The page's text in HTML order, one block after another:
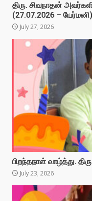
திரு. சிவநாதன்
(27.07.2026 – யேர்மனி)
July 27, 2026
பிறந்தநாள் வாழ்த்து.
July 23, 2026